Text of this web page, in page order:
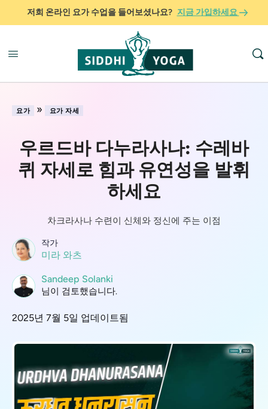
저희 온라인 요가 수업을 들어보셨나요? 지금 가입하세요
요가 » 요가 자세
우르드바 다누라사나: 수레바
퀴 자세로 힘과 유연성을 발휘
하세요
차크라사나 수련이 신체와 정신에 주는 이점
작가
미라 와츠
Sandeep Solanki
님이 검토했습니다.
2025년 7월 5일 업데이트됨